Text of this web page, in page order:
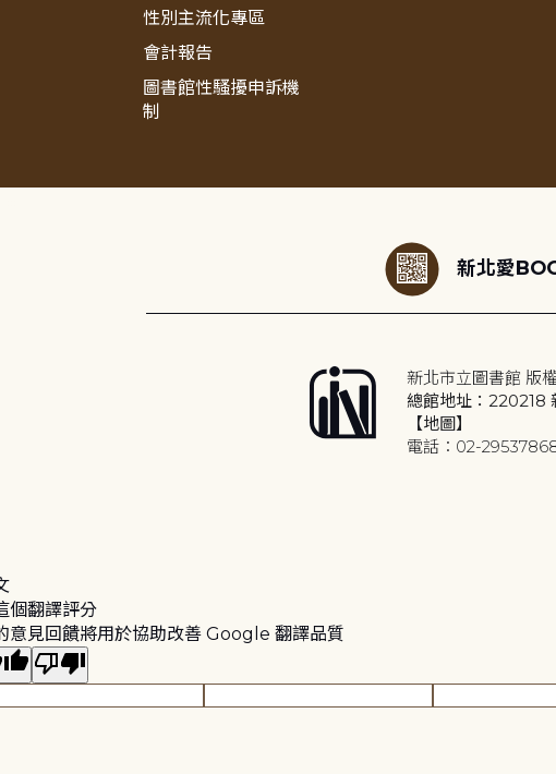
性別主流化專區
會計報告
圖書館性騷擾申訴機
制
新北愛
新北市立圖書館 版
總館地址：220218
【地圖】
電話：02-
個翻譯評分
意見回饋將用於協助改善 Google 翻譯品質